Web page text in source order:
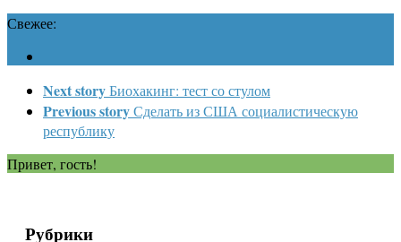
Свежее:
Next storyБиохакинг: тест со стулом
Previous storyСделать из США социалистическую
республику
Привет, гость!
Рубрики